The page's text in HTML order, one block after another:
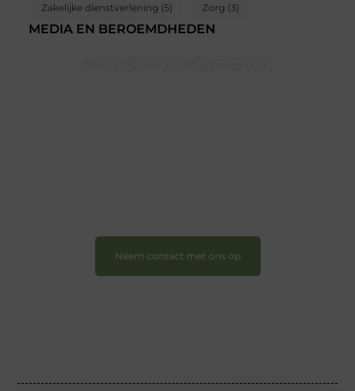
Zakelijke dienstverlening (5) Zorg (3)
MEDIA EN BEROEMDHEDEN
Neem contact met ons op